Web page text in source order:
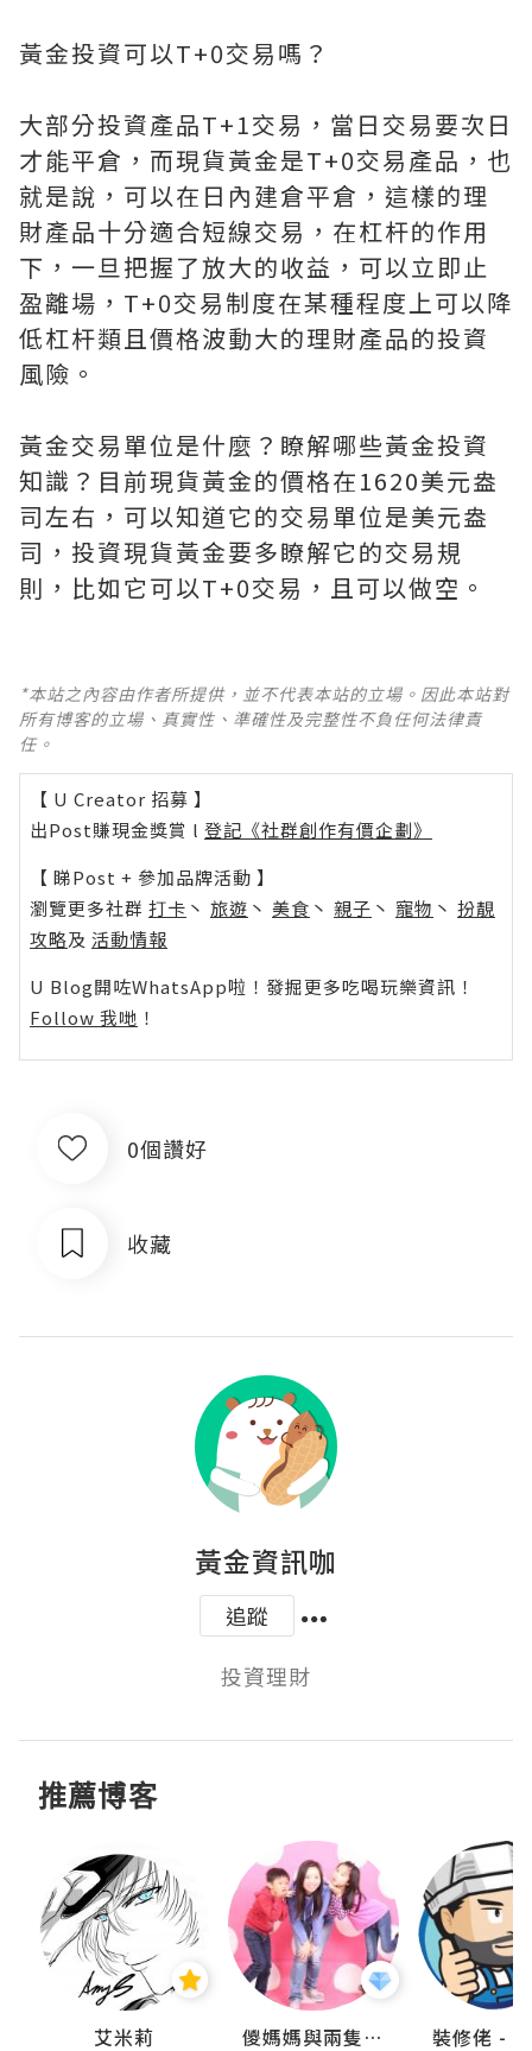
黃金投資可以T+0交易嗎？
大部分投資產品T+1交易，當日交易要次日
才能平倉，而現貨黃金是T+0交易產品，也
就是說，可以在日內建倉平倉，這樣的理
財產品十分適合短線交易，在杠杆的作用
下，一旦把握了放大的收益，可以立即止
盈離場，T+0交易制度在某種程度上可以降
低杠杆類且價格波動大的理財產品的投資
風險。
黃金交易單位是什麼？瞭解哪些黃金投資
知識？目前現貨黃金的價格在1620美元盎
司左右，可以知道它的交易單位是美元盎
司，投資現貨黃金要多瞭解它的交易規
則，比如它可以T+0交易，且可以做空。
*本站之內容由作者所提供，並不代表本站的立場。因此本站對
所有博客的立場、真實性、準確性及完整性不負任何法律責
任。
【 U Creator 招募 】
出Post賺現金獎賞 l 登記《社群創作有價企劃》
【 睇Post + 參加品牌活動 】
瀏覽更多社群 打卡 丶 旅遊 丶 美食 丶 親子 丶 寵物 丶 扮靚
攻略及 活動情報
U Blog開咗WhatsApp啦！發掘更多吃喝玩樂資訊！
Follow 我哋 ！
0個讚好
收藏
黃金資訊咖
追蹤
投資理財
推薦博客
艾米莉 儍媽媽與兩隻小魔怪之家